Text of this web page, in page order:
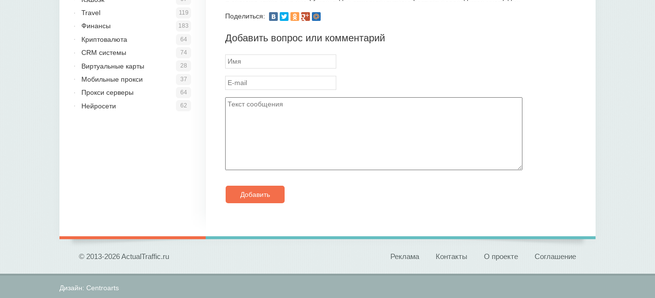
Поделиться:
Добавить вопрос или комментарий
Добавить
119
Travel
183
Финансы
64
Криптовалюта
74
CRM системы
28
Виртуальные карты
37
Мобильные прокси
64
Прокси серверы
62
Нейросети
Реклама Контакты О проекте Соглашение
© 2013-2026 ActualTraffic.ru
Дизайн: Centroarts